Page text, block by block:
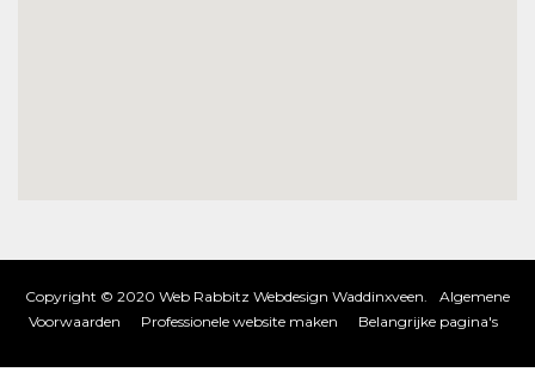
Copyright © 2020 Web Rabbitz Webdesign Waddinxveen.
Algemene
Voorwaarden
Professionele website maken Belangrijke pagina's